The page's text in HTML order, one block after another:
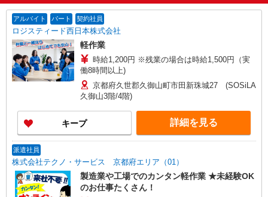
掲載期間終了
アルバイト パート 契約社員
ロジスティード西日本株式会社
軽作業
時給1,200円 ※残業の場合は時給1,500円（実
働8時間以上)
京都府久世郡久御山町市田新珠城27 (SOSiLA
久御山3階/4階)
キープ 詳細を見る
派遣社員
株式会社テクノ・サービス 京都府エリア（01）
製造業や工場でのカンタン軽作業 ★未経験OK
のお仕事たくさん！